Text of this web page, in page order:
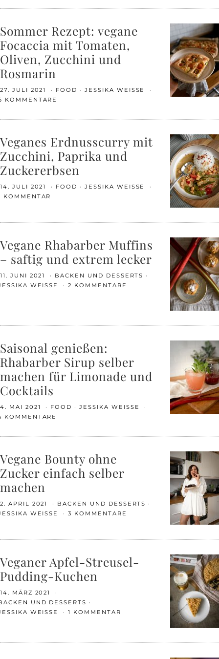
Sommer Rezept: vegane
Focaccia mit Tomaten,
Oliven, Zucchini und
Rosmarin
27. JULI 2021 FOOD
JESSIKA WEISSE
KOMMENTARE
Veganes Erdnusscurry mit
Zucchini, Paprika und
Zuckererbsen
14. JULI 2021 FOOD
JESSIKA WEISSE
KOMMENTAR
Vegane Rhabarber Muffins
– saftig und extrem lecker
11. JUNI 2021
BACKEN UND DESSERTS
WEISSE
2 KOMMENTARE
Saisonal genießen:
Rhabarber Sirup selber
machen für Limonade und
Cocktails
4. MAI 2021 FOOD
JESSIKA WEISSE
KOMMENTARE
Vegane Bounty ohne
Zucker einfach selber
machen
2. APRIL 2021
BACKEN UND DESSERTS
WEISSE
3 KOMMENTARE
Veganer Apfel-Streusel-
Pudding-Kuchen
14. MÄRZ 2021
UND DESSERTS
WEISSE
1 KOMMENTAR